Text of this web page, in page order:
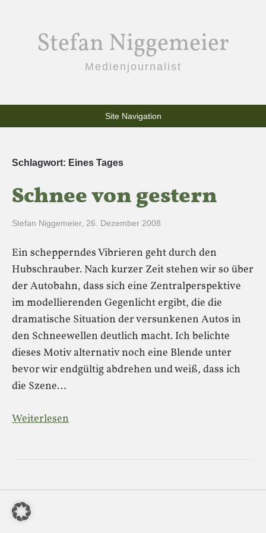
Stefan Niggemeier
Medienjournalist
Site Navigation
Schlagwort: Eines Tages
Schnee von gestern
Stefan Niggemeier, 26. Dezember 2008
Ein schepperndes Vibrieren geht durch den
Hubschrauber. Nach kurzer Zeit stehen wir so über
der Autobahn, dass sich eine Zentralperspektive
im modellierenden Gegenlicht ergibt, die die
dramatische Situation der versunkenen Autos in
den Schneewellen deutlich macht. Ich belichte
dieses Motiv alternativ noch eine Blende unter
bevor wir endgültig abdrehen und weiß, dass ich
die Szene…
Weiterlesen